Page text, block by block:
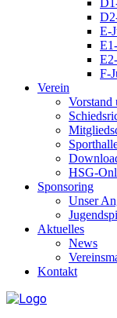
E-
F-
Verein
Vorstand
HSG-
Sponsoring
Unser
Aktuelles
News
Kontakt